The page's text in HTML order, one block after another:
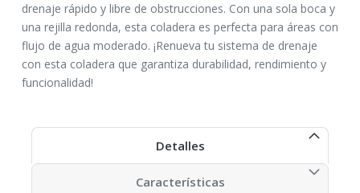
drenaje rápido y libre de obstrucciones. Con una sola boca y
una rejilla redonda, esta coladera es perfecta para áreas con
flujo de agua moderado. ¡Renueva tu sistema de drenaje
con esta coladera que garantiza durabilidad, rendimiento y
funcionalidad!
Detalles
Características